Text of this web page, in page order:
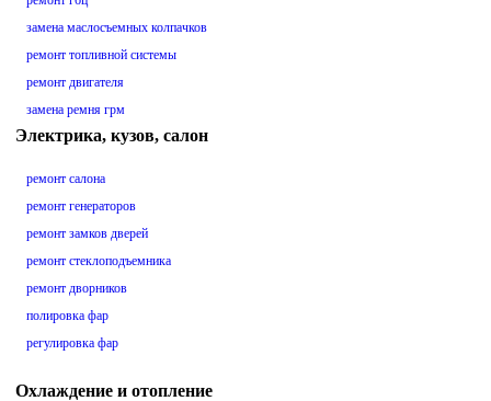
замена маслосъемных колпачков
ремонт топливной системы
ремонт двигателя
замена ремня грм
Электрика, кузов, салон
ремонт салона
ремонт генераторов
ремонт замков дверей
ремонт стеклоподъемника
ремонт дворников
полировка фар
регулировка фар
Охлаждение и отопление